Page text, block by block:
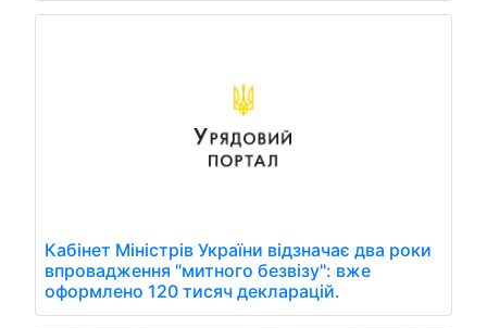
Кабінет Міністрів України відзначає два роки
впровадження "митного безвізу": вже
оформлено 120 тисяч декларацій.